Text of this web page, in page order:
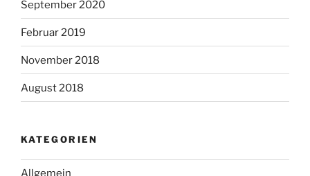
September 2020
Februar 2019
November 2018
August 2018
KATEGORIEN
Allgemein